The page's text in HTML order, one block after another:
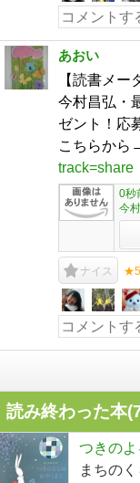
あおい
【読書メー
今村昌弘・
ゼント！応
こちらから
track=share
0秒
今
ナイス ★5
読み終わった本(
つきの
まちの